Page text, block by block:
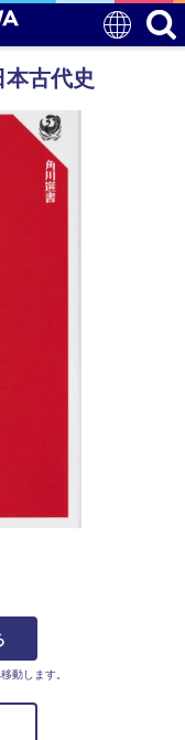
古代史
動します。